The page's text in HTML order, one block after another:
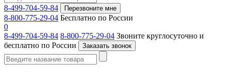
8-499-704-59-84 Перезвоните мне
8-800-775-29-04 Бесплатно по России
0
8-499-704-59-84 8-800-775-29-04 Звоните круглосуточно и
бесплатно по России
Заказать звонок